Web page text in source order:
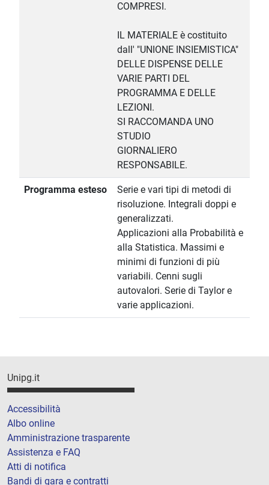
COMPRESI.
IL MATERIALE è costituito
dall' "UNIONE INSIEMISTICA"
DELLE DISPENSE DELLE
VARIE PARTI DEL
PROGRAMMA E DELLE
LEZIONI.
SI RACCOMANDA UNO
STUDIO
GIORNALIERO
RESPONSABILE.
Programma esteso
Serie e vari tipi di metodi di
risoluzione. Integrali doppi e
generalizzati.
Applicazioni alla Probabilità e
alla Statistica. Massimi e
minimi di funzioni di più
variabili. Cenni sugli
autovalori. Serie di Taylor e
varie applicazioni.
Unipg.it
Accessibilità
Albo online
Amministrazione trasparente
Assistenza e FAQ
Atti di notifica
Bandi di gara e contratti